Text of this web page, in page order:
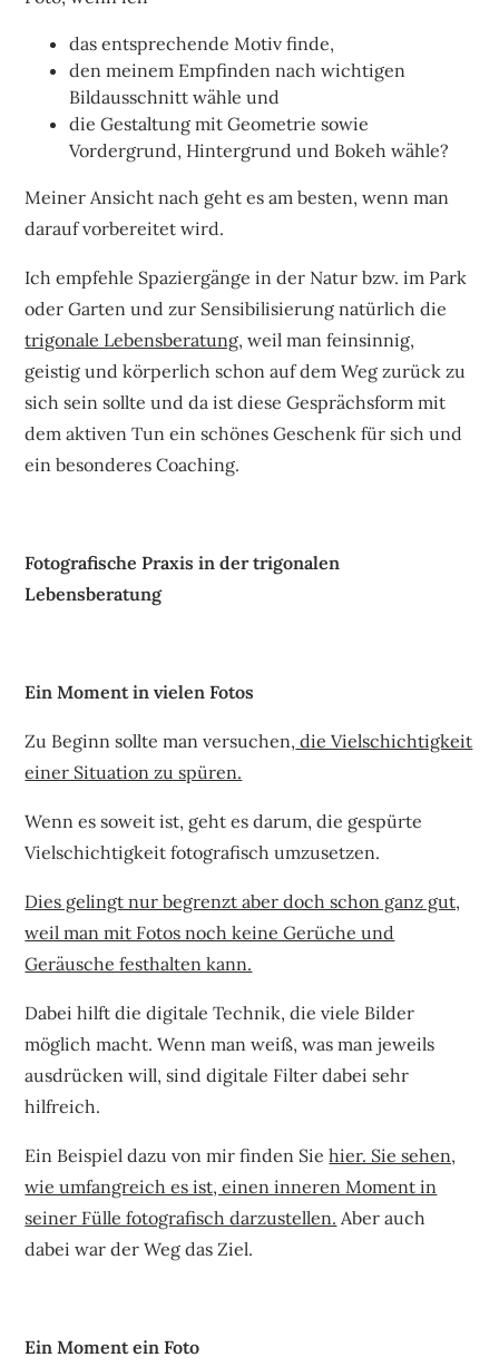
das entsprechende Motiv finde,
den meinem Empfinden nach wichtigen
Bildausschnitt wähle und
die Gestaltung mit Geometrie sowie
Vordergrund, Hintergrund und Bokeh wähle?
Meiner Ansicht nach geht es am besten, wenn man
darauf vorbereitet wird.
Ich empfehle Spaziergänge in der Natur bzw. im Park
oder Garten und zur Sensibilisierung natürlich die
trigonale Lebensberatung, weil man feinsinnig,
geistig und körperlich schon auf dem Weg zurück zu
sich sein sollte und da ist diese Gesprächsform mit
dem aktiven Tun ein schönes Geschenk für sich und
ein besonderes Coaching.
Fotografische Praxis in der trigonalen
Lebensberatung
Ein Moment in vielen Fotos
Zu Beginn sollte man versuchen, die Vielschichtigkeit
einer Situation zu spüren.
Wenn es soweit ist, geht es darum, die gespürte
Vielschichtigkeit fotografisch umzusetzen.
Dies gelingt nur begrenzt aber doch schon ganz gut,
weil man mit Fotos noch keine Gerüche und
Geräusche festhalten kann.
Dabei hilft die digitale Technik, die viele Bilder
möglich macht. Wenn man weiß, was man jeweils
ausdrücken will, sind digitale Filter dabei sehr
hilfreich.
Ein Beispiel dazu von mir finden Siehier. Sie sehen,
wie umfangreich es ist, einen inneren Moment in
seiner Fülle fotografisch darzustellen. Aber auch
dabei war der Weg das Ziel.
Ein Moment ein Foto